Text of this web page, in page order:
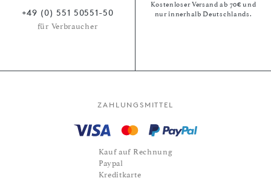
+49 (0) 551 50551-50
für Verbraucher
Kostenloser Versand ab 70€ und
nur innerhalb Deutschlands.
ZAHLUNGSMITTEL
Kauf auf Rechnung
Paypal
Kreditkarte